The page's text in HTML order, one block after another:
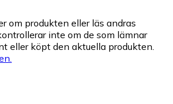
om produkten eller läs andras
inte om de som lämnar
eller köpt den aktuella produkten.